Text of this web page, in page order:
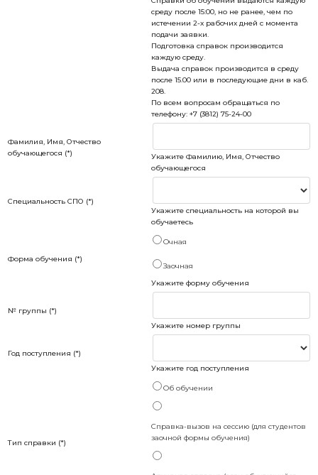
среду после 15:00, но не ранее, чем по
истечении 2-х рабочих дней с момента
подачи заявки.
Подготовка справок производится
каждую среду.
Выдача справок производится в среду
после 15.00 или в последующие дни в каб.
208.
По всем вопросам обращаться по
телефону: +7 (3812) 75-24-00
Фамилия, Имя, Отчество
обучающегося (*)
Укажите Фамилию, Имя, Отчество
обучающегося
Специальность СПО (*)
Укажите специальность на которой вы
обучаетесь
Форма обучения (*)
Очная
Заочная
Укажите форму обучения
№ группы (*)
Укажите номер группы
Год поступления (*)
Укажите год поступления
Тип справки (*)
Об обучении
Справка-вызов на сессию (для студентов
заочной формы обучения)